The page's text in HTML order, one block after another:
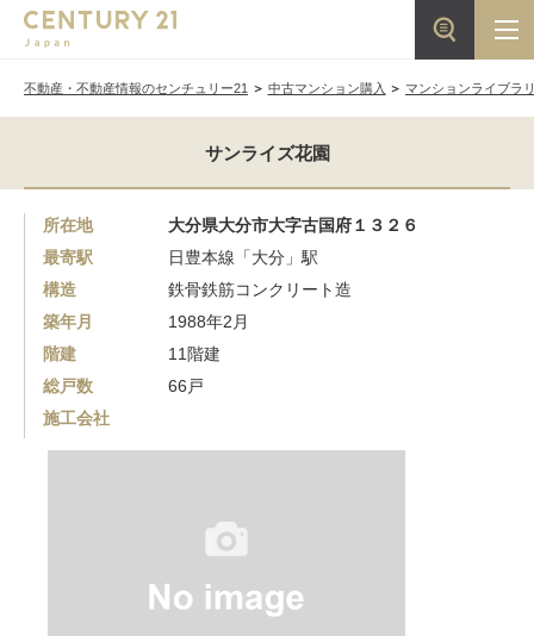
不動産・不動産情報のセンチュリー21 中古マンション購入 マンションライブラ
サンライズ花園
所在地
大分県大分市大字古国府１３２６
最寄駅
日豊本線「大分」駅
構造
鉄骨鉄筋コンクリート造
築年月
1988年2月
階建
11階建
総戸数
66戸
施工会社